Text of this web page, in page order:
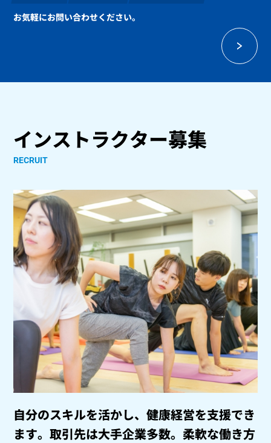
お気軽にお問い合わせください。
インストラクター募集
RECRUIT
自分のスキルを活かし、健康経営を支援でき
ます。取引先は大手企業多数。柔軟な働き方